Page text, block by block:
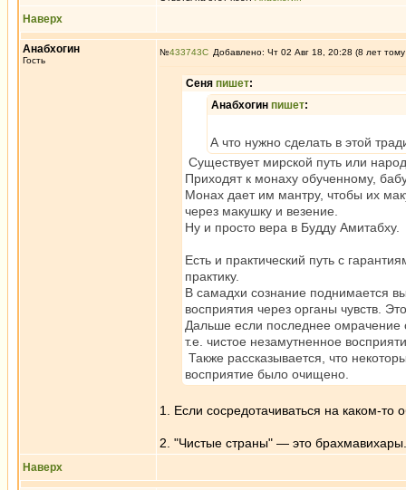
Наверх
Анабхогин
Гость
№433743 Добавлено: Чт 02 Авг 18, 20:28 (8 лет
Сеня пишет:
Анабхогин пишет:
А что нужно сделать в этой
Существует мирской путь или
Приходят к монаху обученному,
Монах дает им мантру, чтобы их
через макушку и везение.
Ну и просто вера в Будду Амитабху.
Есть и практический путь с
практику.
В самадхи сознание поднимается
восприятия через органы чувств.
Дальше если последнее омрачение
т.е. чистое незамутненное
Также рассказывается, что
восприятие было очищено.
1. Если сосредотачиваться на каком-то
2. "Чистые страны" — это
Наверх